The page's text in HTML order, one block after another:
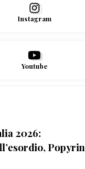
Instagram
Youtube
2026:
Popyrin